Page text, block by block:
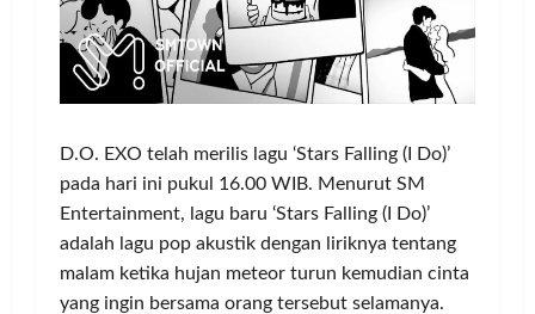
D.O. EXO telah merilis lagu ‘Stars Falling (I Do)’
pada hari ini pukul 16.00 WIB. Menurut SM
Entertainment, lagu baru ‘Stars Falling (I Do)’
adalah lagu pop akustik dengan liriknya tentang
malam ketika hujan meteor turun kemudian cinta
yang ingin bersama orang tersebut selamanya.